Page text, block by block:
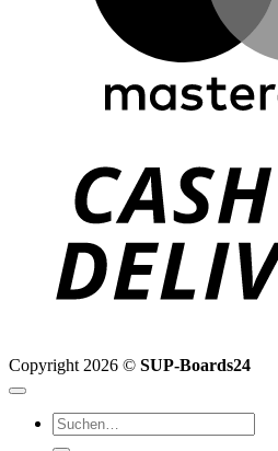
Copyright 2026 © SUP-Boards24
Suchen
nach: